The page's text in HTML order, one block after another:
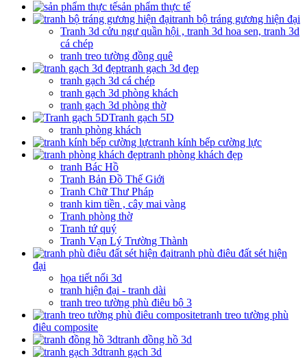
sản phẩm thực tế
tranh bộ tráng gương hiện đại
Tranh 3d cửu ngư quần hội , tranh 3d hoa sen, tranh 3d
cá chép
tranh treo tường đồng quê
tranh gạch 3d đẹp
tranh gạch 3d cá chép
tranh gạch 3d phòng khách
tranh gạch 3d phòng thờ
Tranh gạch 5D
tranh phòng khách
tranh kính bếp cường lực
tranh phòng khách đẹp
tranh Bác Hồ
Tranh Bản Đồ Thế Giới
Tranh Chữ Thư Pháp
tranh kim tiền , cây mai vàng
Tranh phòng thờ
Tranh tứ quý
Tranh Vạn Lý Trường Thành
tranh phù điêu đất sét hiện
đại
họa tiết nổi 3d
tranh hiện đại - tranh dài
tranh treo tường phù điêu bộ 3
tranh treo tường phù
điêu composite
tranh đồng hồ 3d
tranh gạch 3d